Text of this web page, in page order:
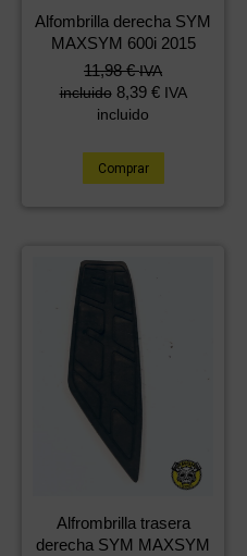
Alfombrilla derecha SYM
MAXSYM 600i 2015
11,98€ IVA
incluido 8,39 € IVA
incluido
Comprar
Alfrombrilla trasera
derecha SYM MAXSYM